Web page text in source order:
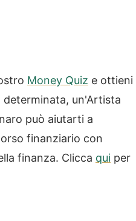
Money Quiz e ottieni
determinata, un'Artista
può aiutarti a
finanziario con
finanza. Clicca qui per